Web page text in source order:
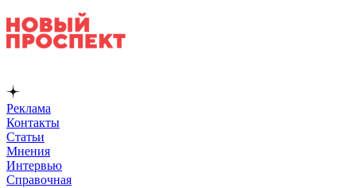
Реклама
Контакты
Статьи
Мнения
Интервью
Справочная